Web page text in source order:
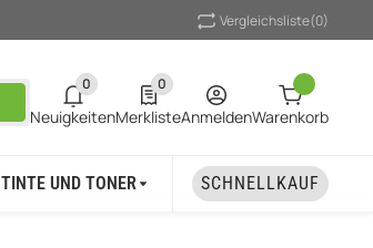
Vergleichsliste(0)
0
0 neue Notifizierungen
Neuigkeiten
0
0 Produkte in der Liste
MerklisteAnmeldenWarenkorb
TINTE UND TONER UNSER MARKEN
SCHNELLKAUF